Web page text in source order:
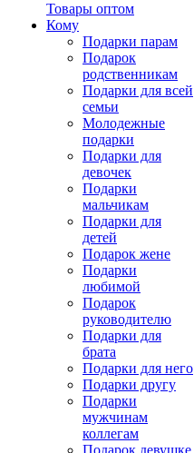
Товары оптом
Кому
Подарки парам
Подарок
родственникам
Подарки для всей
семьи
Молодежные
подарки
Подарки для
девочек
Подарки
мальчикам
Подарки для
детей
Подарок жене
Подарки
любимой
Подарок
руководителю
Подарки для
брата
Подарки для него
Подарки другу
Подарки
мужчинам
коллегам
Подарок девушке